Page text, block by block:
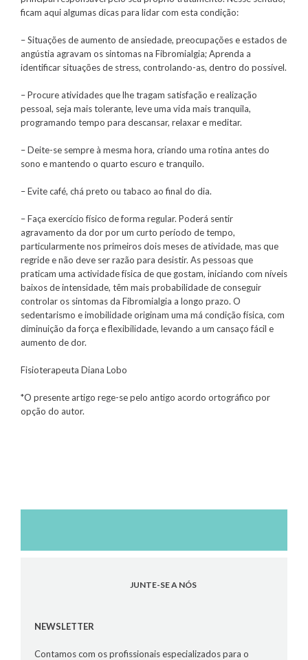
ficam aqui algumas dicas para lidar com esta condição:
– Situações de aumento de ansiedade, preocupações e estados de
angústia agravam os sintomas na Fibromialgia; Aprenda a
identificar situações de stress, controlando-as, dentro do possível.
– Procure atividades que lhe tragam satisfação e realização
pessoal, seja mais tolerante, leve uma vida mais tranquila,
programando tempo para descansar, relaxar e meditar.
– Deite-se sempre à mesma hora, criando uma rotina antes do
sono e mantendo o quarto escuro e tranquilo.
– Evite café, chá preto ou tabaco ao final do dia.
– Faça exercício físico de forma regular. Poderá sentir
agravamento da dor por um curto período de tempo,
particularmente nos primeiros dois meses de atividade, mas que
regride e não deve ser razão para desistir. As pessoas que
praticam uma actividade física de que gostam, iniciando com níveis
baixos de intensidade, têm mais probabilidade de conseguir
controlar os sintomas da Fibromialgia a longo prazo. O
sedentarismo e imobilidade originam uma má condição física, com
diminuição da força e flexibilidade, levando a um cansaço fácil e
aumento de dor.
Fisioterapeuta Diana Lobo
*O presente artigo rege-se pelo antigo acordo ortográfico por
opção do autor.
JUNTE-SE A NÓS
NEWSLETTER
Contamos com os profissionais especializados para o